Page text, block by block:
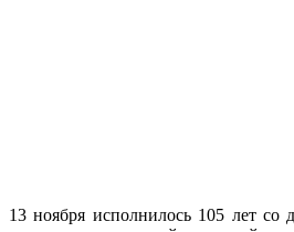
13 ноября исполнилось 105 лет со